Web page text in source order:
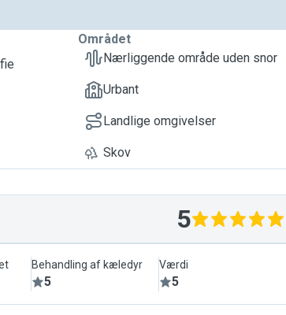
Området
Nærliggende område uden snor
Urbant
Landlige omgivelser
Skov
5
Behandling af kæledyr
5
Værdi
5